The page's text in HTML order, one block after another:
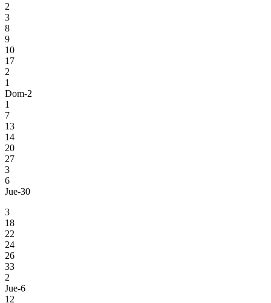
2
3
8
9
10
17
2
1
Dom-2
1
7
13
14
20
27
3
6
Jue-30
3
18
22
24
26
33
2
Jue-6
12